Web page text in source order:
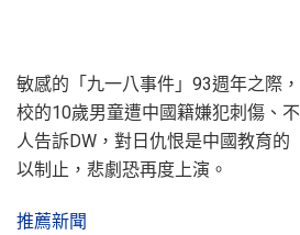
敏感的「九一八事件」93週年之際
校的10歲男童遭中國籍嫌犯刺傷、
人告訴DW，對日仇恨是中國教育的
以制止，悲劇恐再度上演。
推薦新聞